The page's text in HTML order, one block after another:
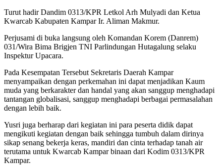
Turut hadir Dandim 0313/KPR Letkol Arh Mulyadi dan Ketua
Kwarcab Kabupaten Kampar Ir. Aliman Makmur.
Perjusami di buka langsung oleh Komandan Korem (Danrem)
031/Wira Bima Brigjen TNI Parlindungan Hutagalung selaku
Inspektur Upacara.
Pada Kesempatan Tersebut Sekretaris Daerah Kampar
menyampaikan dengan perkemahan ini dapat menjadikan Kaum
muda yang berkarakter dan handal yang akan sanggup menghadapi
tantangan globalisasi, sanggup menghadapi berbagai permasalahan
dengan lebih baik.
Yusri juga berharap dari kegiatan ini para peserta didik dapat
mengikuti kegiatan dengan baik sehingga tumbuh dalam dirinya
sikap senang bekerja keras, mandiri dan cinta terhadap tanah air
terutama untuk Kwarcab Kampar binaan dari Kodim 0313/KPR
Kampar.